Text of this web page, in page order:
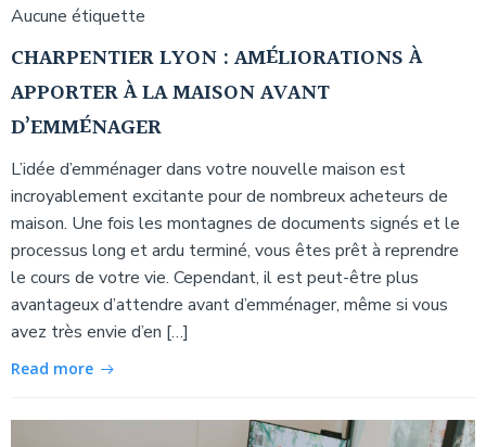
Aucune étiquette
CHARPENTIER LYON : AMÉLIORATIONS À
APPORTER À LA MAISON AVANT
D’EMMÉNAGER
L’idée d’emménager dans votre nouvelle maison est
incroyablement excitante pour de nombreux acheteurs de
maison. Une fois les montagnes de documents signés et le
processus long et ardu terminé, vous êtes prêt à reprendre
le cours de votre vie. Cependant, il est peut-être plus
avantageux d’attendre avant d’emménager, même si vous
avez très envie d’en […]
Read more